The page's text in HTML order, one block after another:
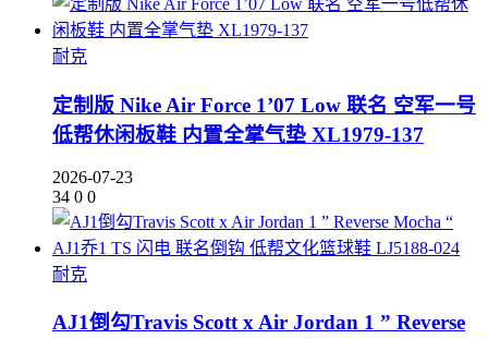
耐克
定制版 Nike Air Force 1’07 Low 联名 空军一号
低帮休闲板鞋 内置全掌气垫 XL1979-137
2026-07-23
34 0 0
耐克
AJ1倒勾Travis Scott x Air Jordan 1 ” Reverse